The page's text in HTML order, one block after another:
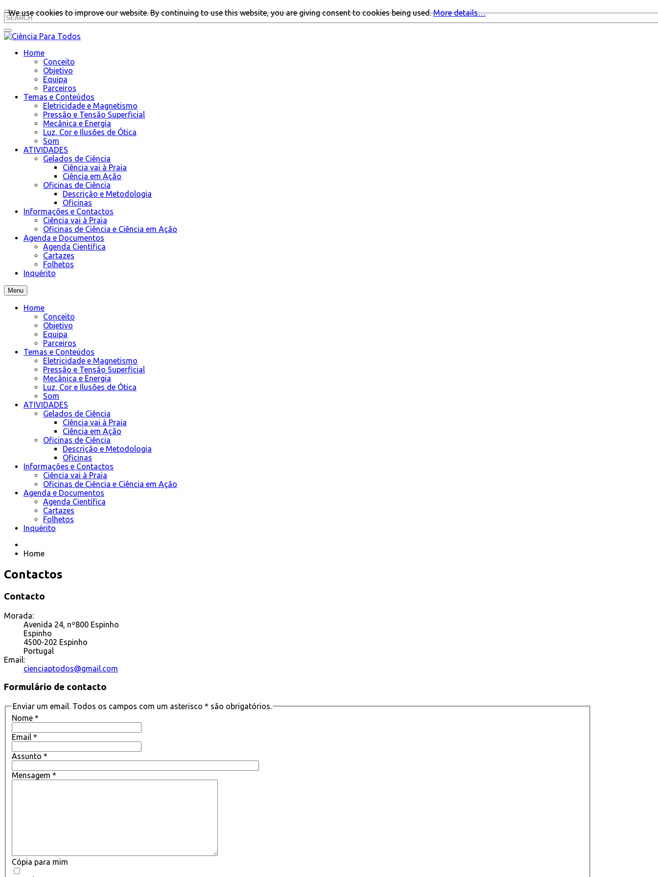
Home
Conceito
Objetivo
Equipa
Parceiros
Temas e Conteúdos
Eletricidade e Magnetismo
Pressão e Tensão Superficial
Mecânica e Energia
Luz, Cor e Ilusões de Ótica
Som
ATIVIDADES
Gelados de Ciência
Ciência vai à Praia
Ciência em Ação
Oficinas de Ciência
Descrição e Metodologia
Oficinas
Informações e Contactos
Ciência vai à Praia
Oficinas de Ciência e Ciência em Ação
Agenda e Documentos
Agenda Científica
Cartazes
Folhetos
Inquérito
Menu
Home
Conceito
Objetivo
Equipa
Parceiros
Temas e Conteúdos
Eletricidade e Magnetismo
Pressão e Tensão Superficial
Mecânica e Energia
Luz, Cor e Ilusões de Ótica
Som
ATIVIDADES
Gelados de Ciência
Ciência vai à Praia
Ciência em Ação
Oficinas de Ciência
Descrição e Metodologia
Oficinas
Informações e Contactos
Ciência vai à Praia
Oficinas de Ciência e Ciência em Ação
Agenda e Documentos
Agenda Científica
Cartazes
Folhetos
Inquérito
Home
Contactos
Contacto
Morada:
Avenida 24, nº800 Espinho
Espinho
4500-202 Espinho
Portugal
Email:
cienciaptodos@gmail.com
Formulário de contacto
Enviar um email. Todos os campos com um asterisco * são obrigatórios.
Nome *
Email *
Assunto *
Mensagem *
Cópia para mim
We use cookies to improve our website. By continuing to use this website, you are giving consent to cookies being used.More details…